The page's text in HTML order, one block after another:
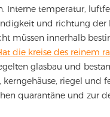
Interne temperatur,
und richtung der
müssen innerhalb
die kreise des reinem
glasbau und
riegel und
quarantäne und zur